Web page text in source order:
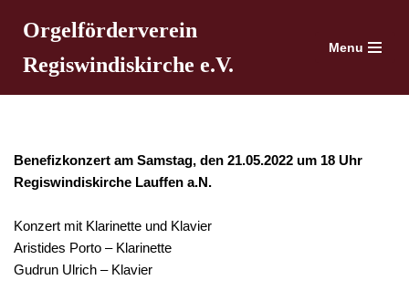
Inhalt
springen
Orgelförderverein
Regiswindiskirche e.V.
Menu
Benefizkonzert am Samstag, den 21.05.2022 um 18 Uhr
Regiswindiskirche Lauffen a.N.
Konzert mit Klarinette und Klavier
Aristides Porto – Klarinette
Gudrun Ulrich – Klavier